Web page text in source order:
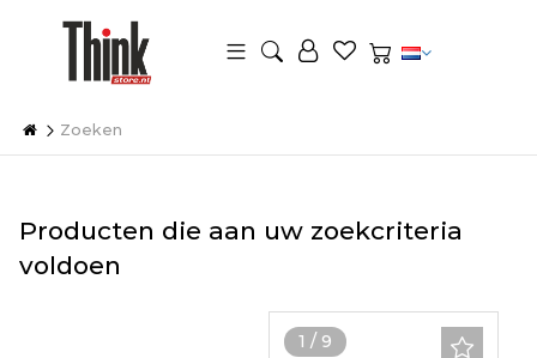
Zoeken
Producten die aan uw zoekcriteria
voldoen
1 / 9